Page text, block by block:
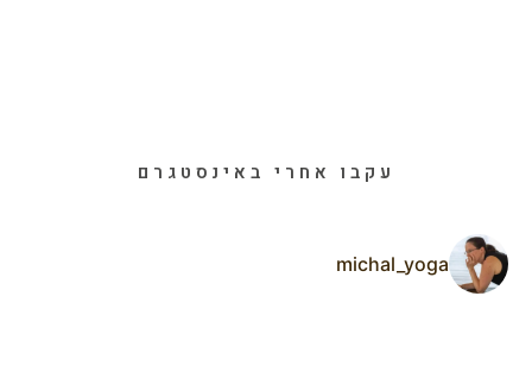
עקבו אחרי באינסטגרם
michal_yoga